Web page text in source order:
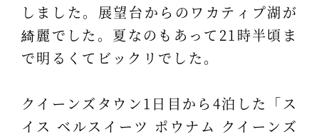
しました。展望台からのワカティプ湖が
綺麗でした。夏なのもあって21時半頃ま
で明るくてビックリでした。
クイーンズタウン1日目から4泊した「ス
イス ベルスイーツ ポウナム クイーンズ